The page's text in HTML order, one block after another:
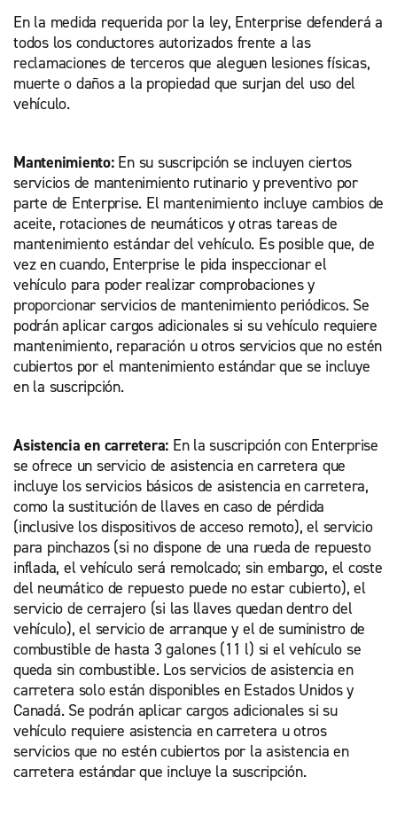
En la medida requerida por la ley, Enterprise defenderá a
todos los conductores autorizados frente a las
reclamaciones de terceros que aleguen lesiones físicas,
muerte o daños a la propiedad que surjan del uso del
vehículo.
Mantenimiento:En su suscripción se incluyen ciertos
servicios de mantenimiento rutinario y preventivo por
parte de Enterprise. El mantenimiento incluye cambios de
aceite, rotaciones de neumáticos y otras tareas de
mantenimiento estándar del vehículo. Es posible que, de
vez en cuando, Enterprise le pida inspeccionar el
vehículo para poder realizar comprobaciones y
proporcionar servicios de mantenimiento periódicos. Se
podrán aplicar cargos adicionales si su vehículo requiere
mantenimiento, reparación u otros servicios que no estén
cubiertos por el mantenimiento estándar que se incluye
en la suscripción.
Asistencia en carretera: En la suscripción con Enterprise
se ofrece un servicio de asistencia en carretera que
incluye los servicios básicos de asistencia en carretera,
como la sustitución de llaves en caso de pérdida
(inclusive los dispositivos de acceso remoto), el servicio
para pinchazos (si no dispone de una rueda de repuesto
inflada, el vehículo será remolcado; sin embargo, el coste
del neumático de repuesto puede no estar cubierto), el
servicio de cerrajero (si las llaves quedan dentro del
vehículo), el servicio de arranque y el de suministro de
combustible de hasta 3 galones (11 l) si el vehículo se
queda sin combustible. Los servicios de asistencia en
carretera solo están disponibles en Estados Unidos y
Canadá. Se podrán aplicar cargos adicionales si su
vehículo requiere asistencia en carretera u otros
servicios que no estén cubiertos por la asistencia en
carretera estándar que incluye la suscripción.